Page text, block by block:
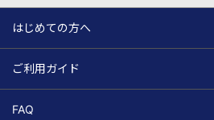
はじめての方へ
ご利用ガイド
FAQ